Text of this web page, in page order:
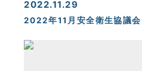
2022.11.29
2022年11月安全衛生協議会